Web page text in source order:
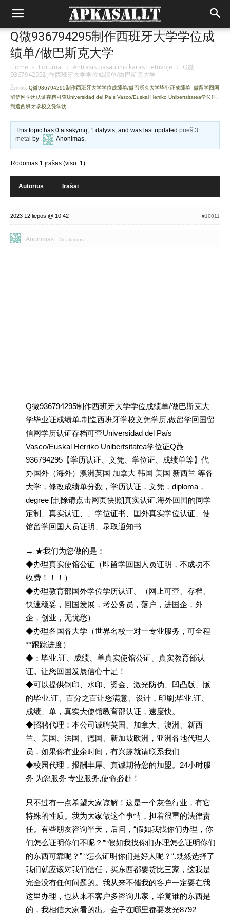
Q微936794295制作西班牙大学学位成
绩单/做巴斯克大学
Home › Forumai › Antrasis pasaulinis karas Lietuvoje › Q微
936794295制作西班牙大学学位成绩单/做巴斯克大学
Žymos: Q微936794295制作西班牙大学学位成绩单/做巴斯克大学毕业证成绩单 做留学回国
留信网学历认证存档可查Universidad del País Vasco/Euskal Herriko Unibertsitatea学位证
制造西班牙学校文凭学历
This topic has 0 atsakymų, 1 dalyvis, and was last updatedprieš 3
metai by Anonimas.
Rodomas 1 įrašas (viso: 1)
Autorius Įrašai
2023 12 liepos @ 10:42 #10011
Anonimas Neaktyvus
Q微936794295制作西班牙大学学位成绩单/做巴斯克大
学毕业证成绩单,制造西班牙学校文凭学历,做留学回国留
信网学历认证存档可查Universidad del País
Vasco/Euskal Herriko Unibertsitatea学位证Q薇
936794295【学历认证、文凭、学位证、成绩单等】代
办国外（海外）澳洲英国 加拿大 韩国 美国 新西兰 等各
大学，修改成绩单分数，学历认证，文凭，diploma，
degree [删除请点击网页快照]真实认证.海外回囯的同学
定制、真实认证、、学位证书、囯外真实学位认证、使
馆留学回囯人员证明、录取通知书
→ ★我们为您做的是：
◆办理真实使馆公证（即留学回国人员证明，不成功不
收费！！！）
◆办理教育部国外学位学历认证。（网上可查、存档、
快速稳妥，回国发展，考公务员，落户，进国企，外
企，创业，无忧愁）
◆办理各国各大学（世界名校一对一专业服务，可全程
**跟踪进度）
◆：毕业.证、成绩、单真实使馆公证、真实教育部认
证。让您回国发展信心十足！
◆可以提供钢印、水印、烫金、激光防伪、凹凸版、版
的毕业.证、百分之百让您满意、设计，印刷;毕业.证、
成绩、单，真实大使馆教育部认证，速度快。
◆招聘代理：本公司诚聘英国、加拿大、澳洲、新西
兰、美国、法国、德国、新加坡欧洲，亚洲各地代理人
员，如果你有业余时间，有兴趣就请联系我们
◆校园代理，报酬丰厚。真诚期待您的加盟。24小时服
务 为您服务 专业服务,使命必赴！
只不过有一点希望大家谅解！这是一个灰色行业，有它
特殊的性质。我为大家做这个事情，担着很重的法律责
任。有些朋友咨询半天，后问，“假如我找你们办理，你
们怎么证明你们不呢？”“假如我找你们办理怎么证明你们
的东西可靠呢？” “怎么证明你们是好人呢？“.既然选择了
我们就应该对我们信任，买东西都要货比三家，这我是
完全没有任何问题的。我从来不催我的客户一定要在我
这里办理，也从来不客户多咨询几家，毕竟谁的东西是
的，我相信大家看的出。金子在哪里都要发光8792